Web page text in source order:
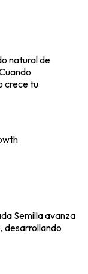
natural de
crece tu
Semilla avanza
desarrollando